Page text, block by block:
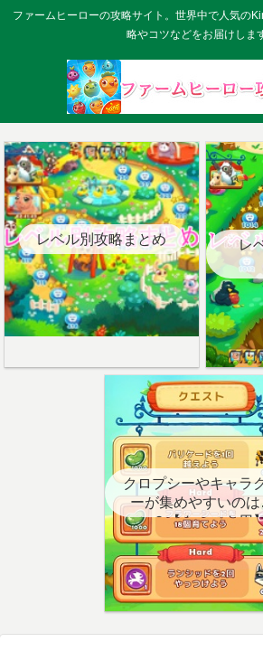
ファームヒーローの攻略サイト。世界中で人気の
略やコツなどをお届けしま
レベル別攻略まとめ
レ
クロプシーやキャラ
ーが集めやすいのは
こ？【クエスト用